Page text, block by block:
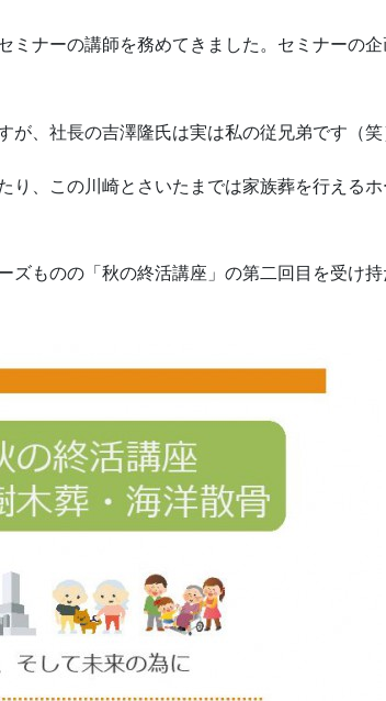
ミナーの講師を務めてきました。セミナーの
が、社長の吉澤隆氏は実は私の従兄弟です（笑
り、この川崎とさいたまでは家族葬を行える
ズものの「秋の終活講座」の第二回目を受け